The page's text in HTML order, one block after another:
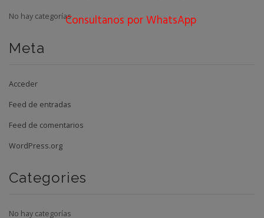
No hay categorías
Meta
Acceder
Feed de entradas
Feed de comentarios
WordPress.org
Categories
No hay categorías
Consultanos por WhatsApp